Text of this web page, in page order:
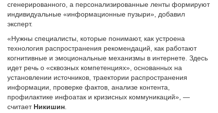
сгенерированного, а персонализированные ленты формируют
индивидуальные «информационные пузыри», добавил
эксперт.
«Нужны специалисты, которые понимают, как устроена
технология распространения рекомендаций, как работают
когнитивные и эмоциональные механизмы в интернете. Здесь
идет речь о «сквозных компетенциях», основанных на
установлении источников, траектории распространения
информации, проверке фактов, анализе контента,
профилактике инфоатак и кризисных коммуникаций», —
считает Никишин